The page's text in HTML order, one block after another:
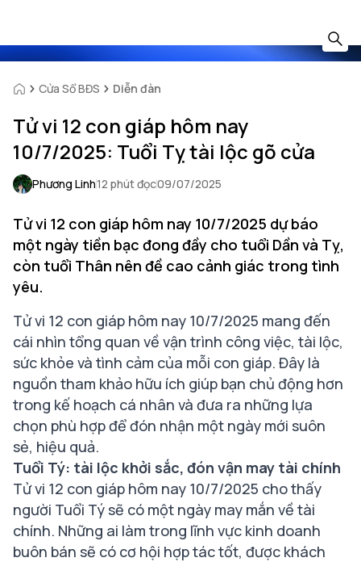
Cửa Sổ BĐS Diễn đàn
Tử vi 12 con giáp hôm nay
10/7/2025: Tuổi Tỵ tài lộc gõ cửa
Phương Linh12 phút đọc09/07/2025
Tử vi 12 con giáp hôm nay 10/7/2025 dự báo
một ngày tiền bạc đong đầy cho tuổi Dần và Tỵ,
còn tuổi Thân nên đề cao cảnh giác trong tình
yêu.
Tử vi 12 con giáp hôm nay 10/7/2025 mang đến
cái nhìn tổng quan về vận trình công việc, tài lộc,
sức khỏe và tình cảm của mỗi con giáp. Đây là
nguồn tham khảo hữu ích giúp bạn chủ động hơn
trong kế hoạch cá nhân và đưa ra những lựa
chọn phù hợp để đón nhận một ngày mới suôn
sẻ, hiệu quả.
Tuổi Tý: tài lộc khởi sắc, đón vận may tài chính
Tử vi 12 con giáp hôm nay 10/7/2025 cho thấy
người Tuổi Tý sẽ có một ngày may mắn về tài
chính. Những ai làm trong lĩnh vực kinh doanh
buôn bán sẽ có cơ hội hợp tác tốt, được khách